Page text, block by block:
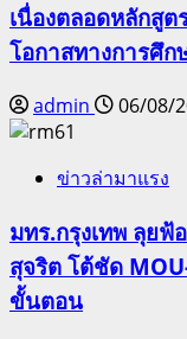
เนื่องตลอดหลักสู
โอกาสทางการศึก
admin 06/08/
ข่าวล่ามาแรง
มทร.กรุงเทพ ลุย
สุจริต โต้ชัด
ขั้นตอน